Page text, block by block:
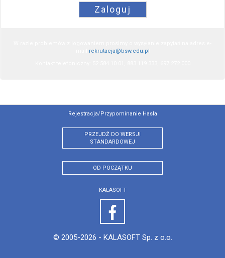
Zaloguj
rekrutacja@bsw.edu.pl
Rejestracja/przypominanie Hasła
PRZEJDŹ DO WERSJI
STANDARDOWEJ
OD POCZĄTKU
KALASOFT
© 2005-2026 - KALASOFT Sp. z o.o.